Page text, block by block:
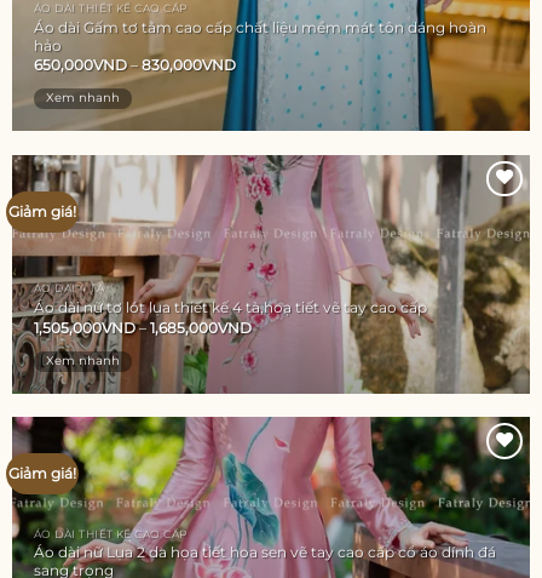
ÁO DÀI THIẾT KẾ CAO CẤP
Áo dài Gấm tơ tằm cao cấp chất liệu mềm mát tôn dáng hoàn
hảo
650,000VND–830,000VND
Xem nhanh
Giảm giá!
Add to
wishlist
ÁO DÀI 4 TÀ
Áo dài nữ tơ lót lụa thiết kế 4 tà,hoạ tiết vẽ tay cao cấp
1,505,000VND–1,685,000VND
Xem nhanh
Giảm giá!
Add to
wishlist
ÁO DÀI THIẾT KẾ CAO CẤP
Áo dài nữ Lụa 2 da họa tiết hoa sen vẽ tay cao cấp cổ áo dính đá
sang trọng